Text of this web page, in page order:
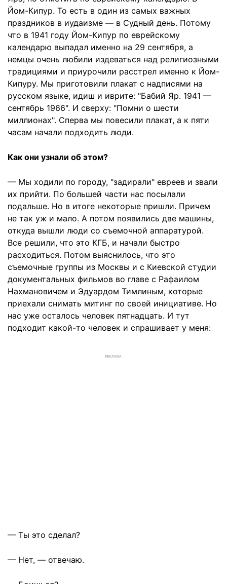
Йом-Кипур. То есть в один из самых важных
праздников в иудаизме — в Судный день. Потому
что в 1941 году Йом-Кипур по еврейскому
календарю выпадал именно на 29 сентября, а
немцы очень любили издеваться над религиозными
традициями и приурочили расстрел именно к Йом-
Кипуру. Мы приготовили плакат с надписями на
русском языке, идиш и иврите: "Бабий Яр. 1941 —
сентябрь 1966". И сверху: "Помни о шести
миллионах". Сперва мы повесили плакат, а к пяти
часам начали подходить люди.
Как они узнали об этом?
— Мы ходили по городу, "задирали" евреев и звали
их прийти. По большей части нас посылали
подальше. Но в итоге некоторые пришли. Причем
не так уж и мало. А потом появились две машины,
откуда вышли люди со съемочной аппаратурой.
Все решили, что это КГБ, и начали быстро
расходиться. Потом выяснилось, что это
съемочные группы из Москвы и с Киевской студии
документальных фильмов во главе с Рафаилом
Нахмановичем и Эдуардом Тимлиным, которые
приехали снимать митинг по своей инициативе. Но
нас уже осталось человек пятнадцать. И тут
подходит какой-то человек и спрашивает у меня:
РЕКЛАМА
— Ты это сделал?
— Нет, — отвечаю.